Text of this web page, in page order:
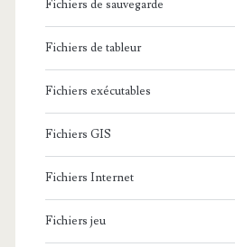
Fichiers de sauvegarde
Fichiers de tableur
Fichiers exécutables
Fichiers GIS
Fichiers Internet
Fichiers jeu